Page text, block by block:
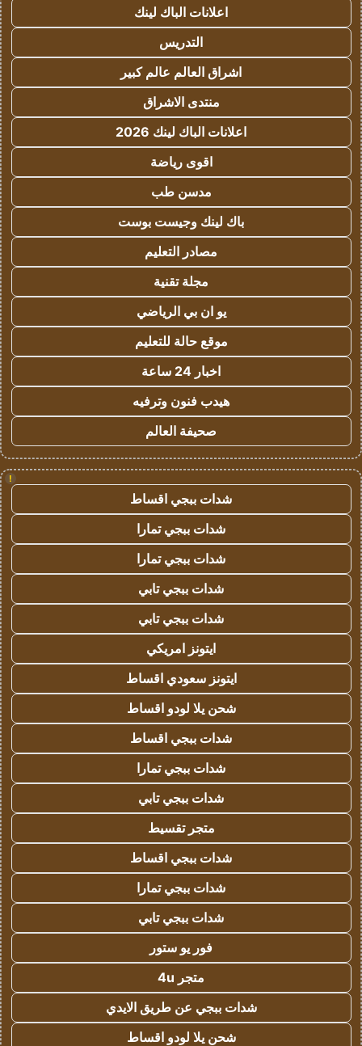
اعلانات الباك لينك
التدريس
اشراق العالم عالم كبير
منتدى الاشراق
اعلانات الباك لينك 2026
اقوى رياضة
مدسن طب
باك لينك وجيست بوست
مصادر التعليم
مجلة تقنية
يو ان بي الرياضي
موقع حالة للتعليم
اخبار 24 ساعة
هيدب فنون وترفيه
صحيفة العالم
!
شدات ببجي اقساط
شدات ببجي تمارا
شدات ببجي تمارا
شدات ببجي تابي
شدات ببجي تابي
ايتونز امريكي
ايتونز سعودي اقساط
شحن يلا لودو اقساط
شدات ببجي اقساط
شدات ببجي تمارا
شدات ببجي تابي
متجر تقسيط
شدات ببجي اقساط
شدات ببجي تمارا
شدات ببجي تابي
فور يو ستور
متجر 4u
شدات ببجي عن طريق الايدي
شحن يلا لودو اقساط